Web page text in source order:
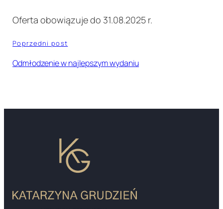
Oferta obowiązuje do 31.08.2025 r.
Poprzedni post
Odmłodzenie w najlepszym wydaniu